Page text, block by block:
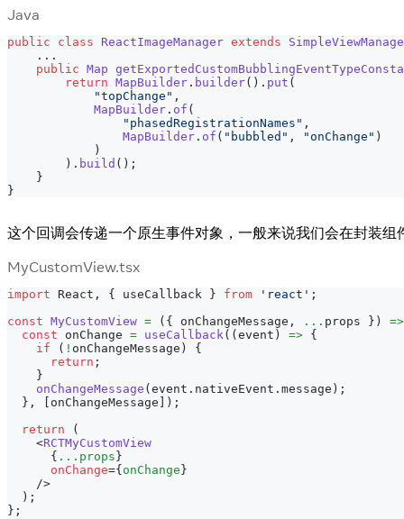
Java
public class ReactImageManager extends
. . .
public Map
return MapBuilder . builder( ) . put (
"topChange" ,
MapBuilder . of (
"phasedRegistrationNames" ,
MapBuilder . of ( "bubbled" , "onChange" )
)
) . build ( ) ;
}
}
这个回调会传递一个原生事件对象，一般来说我们会在封装
MyCustomView.tsx
import React , { useCallback } from 'react' ;
const MyCustomView = ( { onChangeMessage , ... props } )
=>
const onChange = useCallback( ( event ) => {
if
( ! onChangeMessage )
{
return ;
}
onChangeMessage ( event . nativeEvent . message ) ;
} , onChangeMessage ) ;
return
(
<RCTMyCustomView
{ ... props }
onChange={ onChange }
/>
) ;
} ;